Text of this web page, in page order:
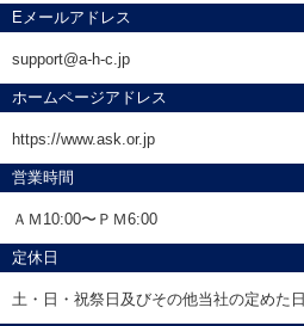
Eメールアドレス
support@a-h-c.jp
ホームページアドレス
https://www.ask.or.jp
営業時間
ＡＭ10:00〜ＰＭ6:00
定休日
土・日・祝祭日及びその他当社の定めた日